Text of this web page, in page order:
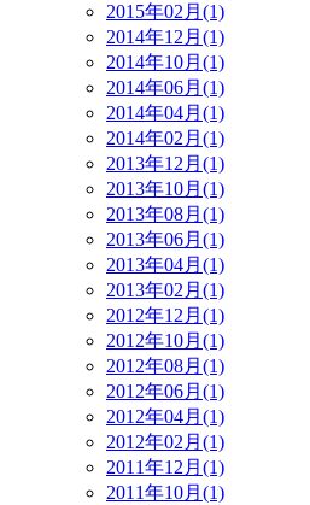
2015年02月(1)
2014年12月(1)
2014年10月(1)
2014年06月(1)
2014年04月(1)
2014年02月(1)
2013年12月(1)
2013年10月(1)
2013年08月(1)
2013年06月(1)
2013年04月(1)
2013年02月(1)
2012年12月(1)
2012年10月(1)
2012年08月(1)
2012年06月(1)
2012年04月(1)
2012年02月(1)
2011年12月(1)
2011年10月(1)